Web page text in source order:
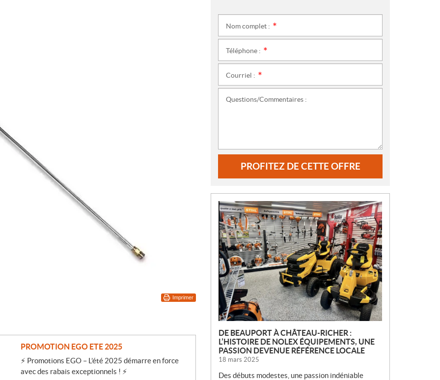
Imprimer
PROMOTION EGO ETE 2025
⚡ Promotions EGO – L’été 2025 démarre en force
avec des rabais exceptionnels ! ⚡
Nom complet :
Téléphone :
Courriel :
Questions/Commentaires :
PROFITEZ DE CETTE OFFRE
N
O
U
V
E
L
L
E
S
DE BEAUPORT À CHÂTEAU-RICHER :
L’HISTOIRE DE NOLEX ÉQUIPEMENTS, UNE
PASSION DEVENUE RÉFÉRENCE LOCALE
18 mars 2025
Des débuts modestes, une passion indéniable